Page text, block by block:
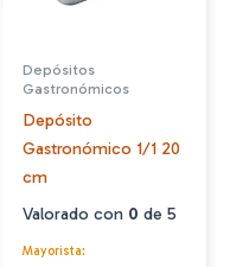
Depósitos
Gastronómicos
Depósito
Gastronómico 1/1 20
cm
Valorado con 0 de 5
Mayorista: